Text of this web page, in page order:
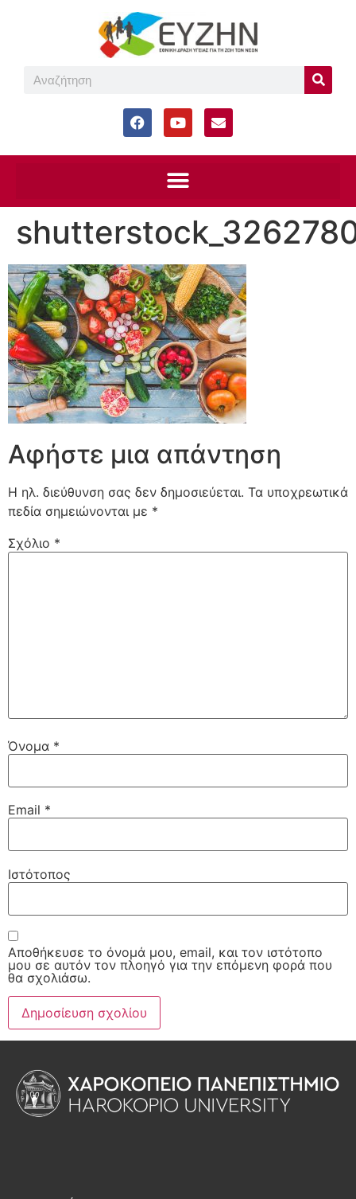
Αφήστε μια απάντηση
Η ηλ. διεύθυνση σας δεν δημοσιεύεται. Τα υποχρεωτικά
πεδία σημειώνονται με *
Σχόλιο *
Όνομα *
Email *
Ιστότοπος
Αποθήκευσε το όνομά μου, email, και τον ιστότοπο
μου σε αυτόν τον πλοηγό για την επόμενη φορά που
θα σχολιάσω.